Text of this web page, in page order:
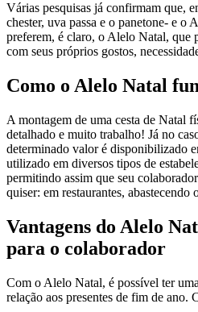
Várias pesquisas já confirmam que,
chester, uva passa e o panetone- e o
preferem, é claro, o Alelo Natal, que
com seus próprios gostos,
Como o Alelo Natal
A montagem de uma cesta de Natal
detalhado e muito trabalho! Já no
determinado valor é disponibilizado
utilizado em diversos tipos de
permitindo assim que seu
quiser: em restaurantes, abastecendo
Vantagens do Alelo
para o colaborador
Com o Alelo Natal, é possível ter
relação aos presentes de fim de ano.